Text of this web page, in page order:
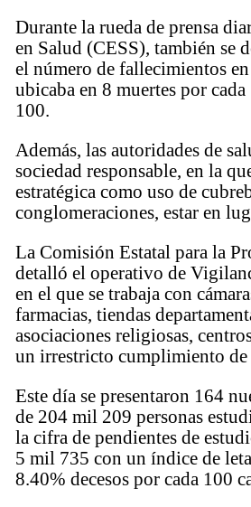
Durante la rueda de prensa
en Salud (CESS), también se
el número de fallecimientos
ubicaba en 8 muertes por
100.
Además, las autoridades de
sociedad responsable, en la
estratégica como uso de
conglomeraciones, estar en
La Comisión Estatal para la
detalló el operativo de
en el que se trabaja con
farmacias, tiendas
asociaciones religiosas,
un irrestricto cumplimiento
Este día se presentaron 164
de 204 mil 209 personas
la cifra de pendientes de
5 mil 735 con un índice de
8.40% decesos por cada 100